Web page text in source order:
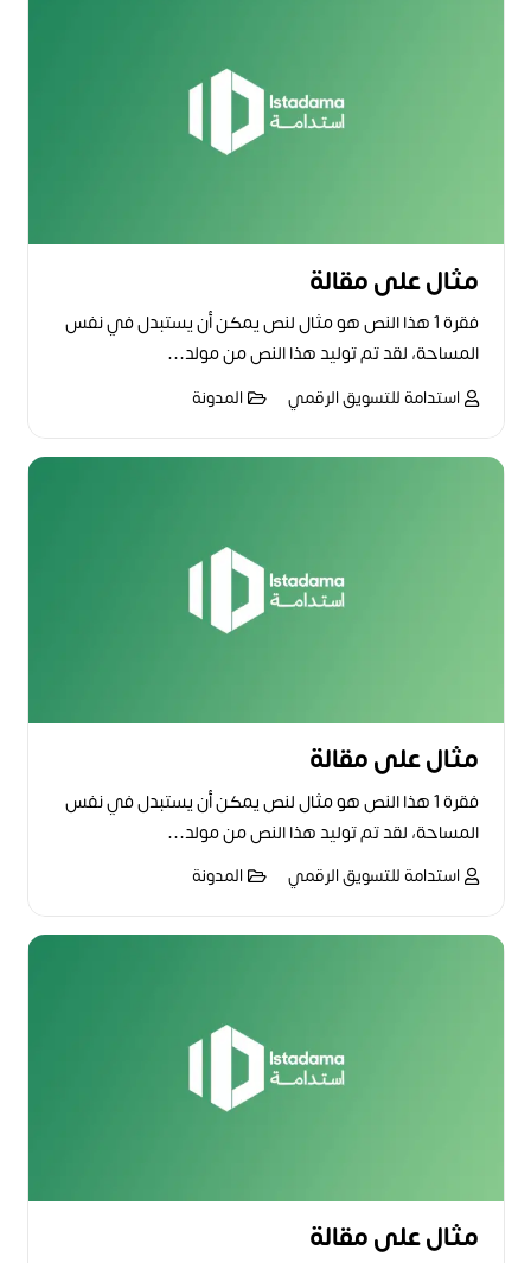
مثال على مقالة
فقرة 1 هذا النص هو مثال لنص يمكن أن يستبدل في نفس
المساحة، لقد تم توليد هذا النص من مولد…
استدامة للتسويق الرقمي المدونة
مثال على مقالة
فقرة 1 هذا النص هو مثال لنص يمكن أن يستبدل في نفس
المساحة، لقد تم توليد هذا النص من مولد…
استدامة للتسويق الرقمي المدونة
مثال على مقالة